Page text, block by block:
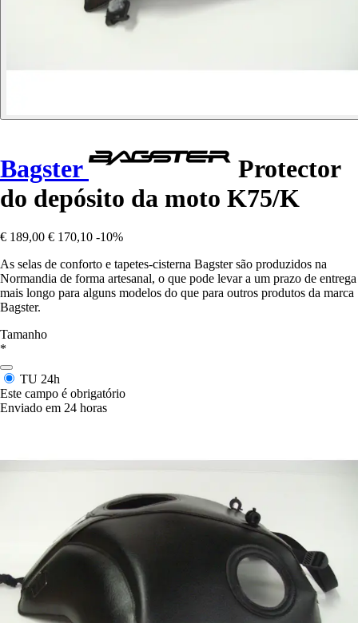
Bagster
Protector
do depósito da moto K75/K
€ 189,00 € 170,10 -10%
As selas de conforto e tapetes-cisterna Bagster são produzidos na
Normandia de forma artesanal, o que pode levar a um prazo de entrega
mais longo para alguns modelos do que para outros produtos da marca
Bagster.
Tamanho
*
TU 24h
Este campo é obrigatório
Enviado em 24 horas